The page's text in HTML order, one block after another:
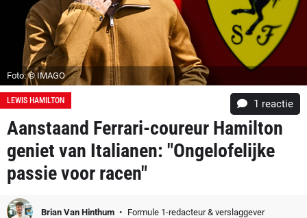
Foto: © IMAGO
LEWIS HAMILTON 1 reactie
Aanstaand Ferrari-coureur Hamilton
geniet van Italianen: "Ongelofelijke
passie voor racen"
Brian Van Hinthum Formule 1-redacteur & verslaggever